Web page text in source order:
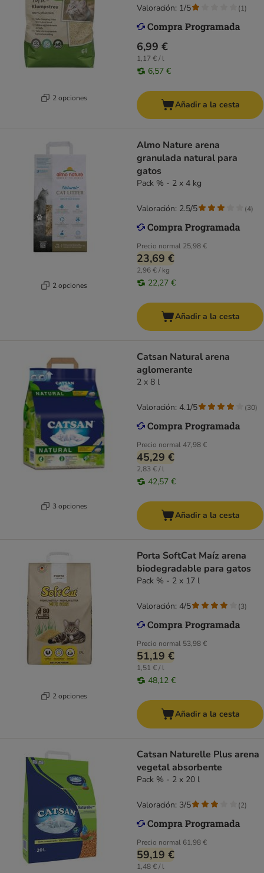
2 opciones
6,99 €
1,17 € / l
6,57 €
Valoración: 1/5 (1)
Añadir a la cesta
2 opciones
Almo Nature arena
granulada natural para
gatos
Pack % - 2 x 4 kg
Precio normal 25,98 €
23,69 €
2,96 € / kg
22,27 €
Valoración: 2.5/5 (4)
Añadir a la cesta
3 opciones
Catsan Natural arena
aglomerante
2 x 8 l
Precio normal47,98 €
45,29 €
2,83 € / l
42,57 €
Valoración: 4.1/5 (30)
Añadir a la cesta
2 opciones
Porta SoftCat Maíz arena
biodegradable para gatos
Pack % - 2 x 17 l
Precio normal 53,98 €
51,19 €
1,51 € / l
48,12 €
Valoración: 4/5 (3)
Añadir a la cesta
Catsan Naturelle Plus arena
vegetal absorbente
Pack % - 2 x 20 l
Precio normal 61,98 €
59,19 €
1,48 € / l
Valoración: 3/5 (2)